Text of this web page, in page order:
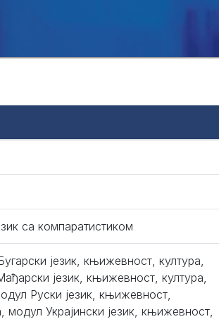
са компаратистиком
језик, књижевност, култура,
језик, књижевност, култура,
Руски језик, књижевност,
Украјински језик, књижевност,